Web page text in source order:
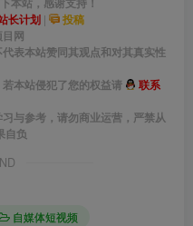
长计划 | 投稿
网
表本站赞同其观点和对其真实性
本站侵犯了您的权益请
联系
与参考，请勿商业运营，严禁从
自负
自媒体短视频